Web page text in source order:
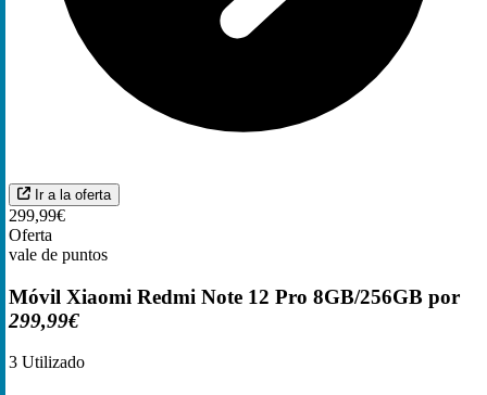
Ir a la oferta
299,99€
Oferta
vale de puntos
Móvil Xiaomi Redmi Note 12 Pro 8GB/256GB por
299,99€
3 Utilizado